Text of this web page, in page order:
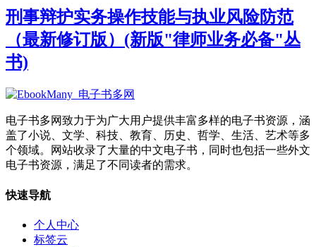
刑事辩护实务操作技能与执业风险防范
（最新修订版）(新版"律师业务必备"丛
书)
电子书多网致力于为广大用户提供丰富多样的电子书资源，涵
盖了小说、文学、科技、教育、历史、哲学、生活、艺术等多
个领域。网站收录了大量的中文电子书，同时也包括一些外文
电子书资源，满足了不同读者的需求。
快速导航
个人中心
标签云